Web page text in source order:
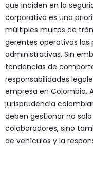
que inciden en la
corporativa es una
múltiples multas de
gerentes operativos
administrativas. Sin
tendencias de
responsabilidades
empresa en Colombia.
jurisprudencia
deben gestionar no
colaboradores, sino
de vehículos y la